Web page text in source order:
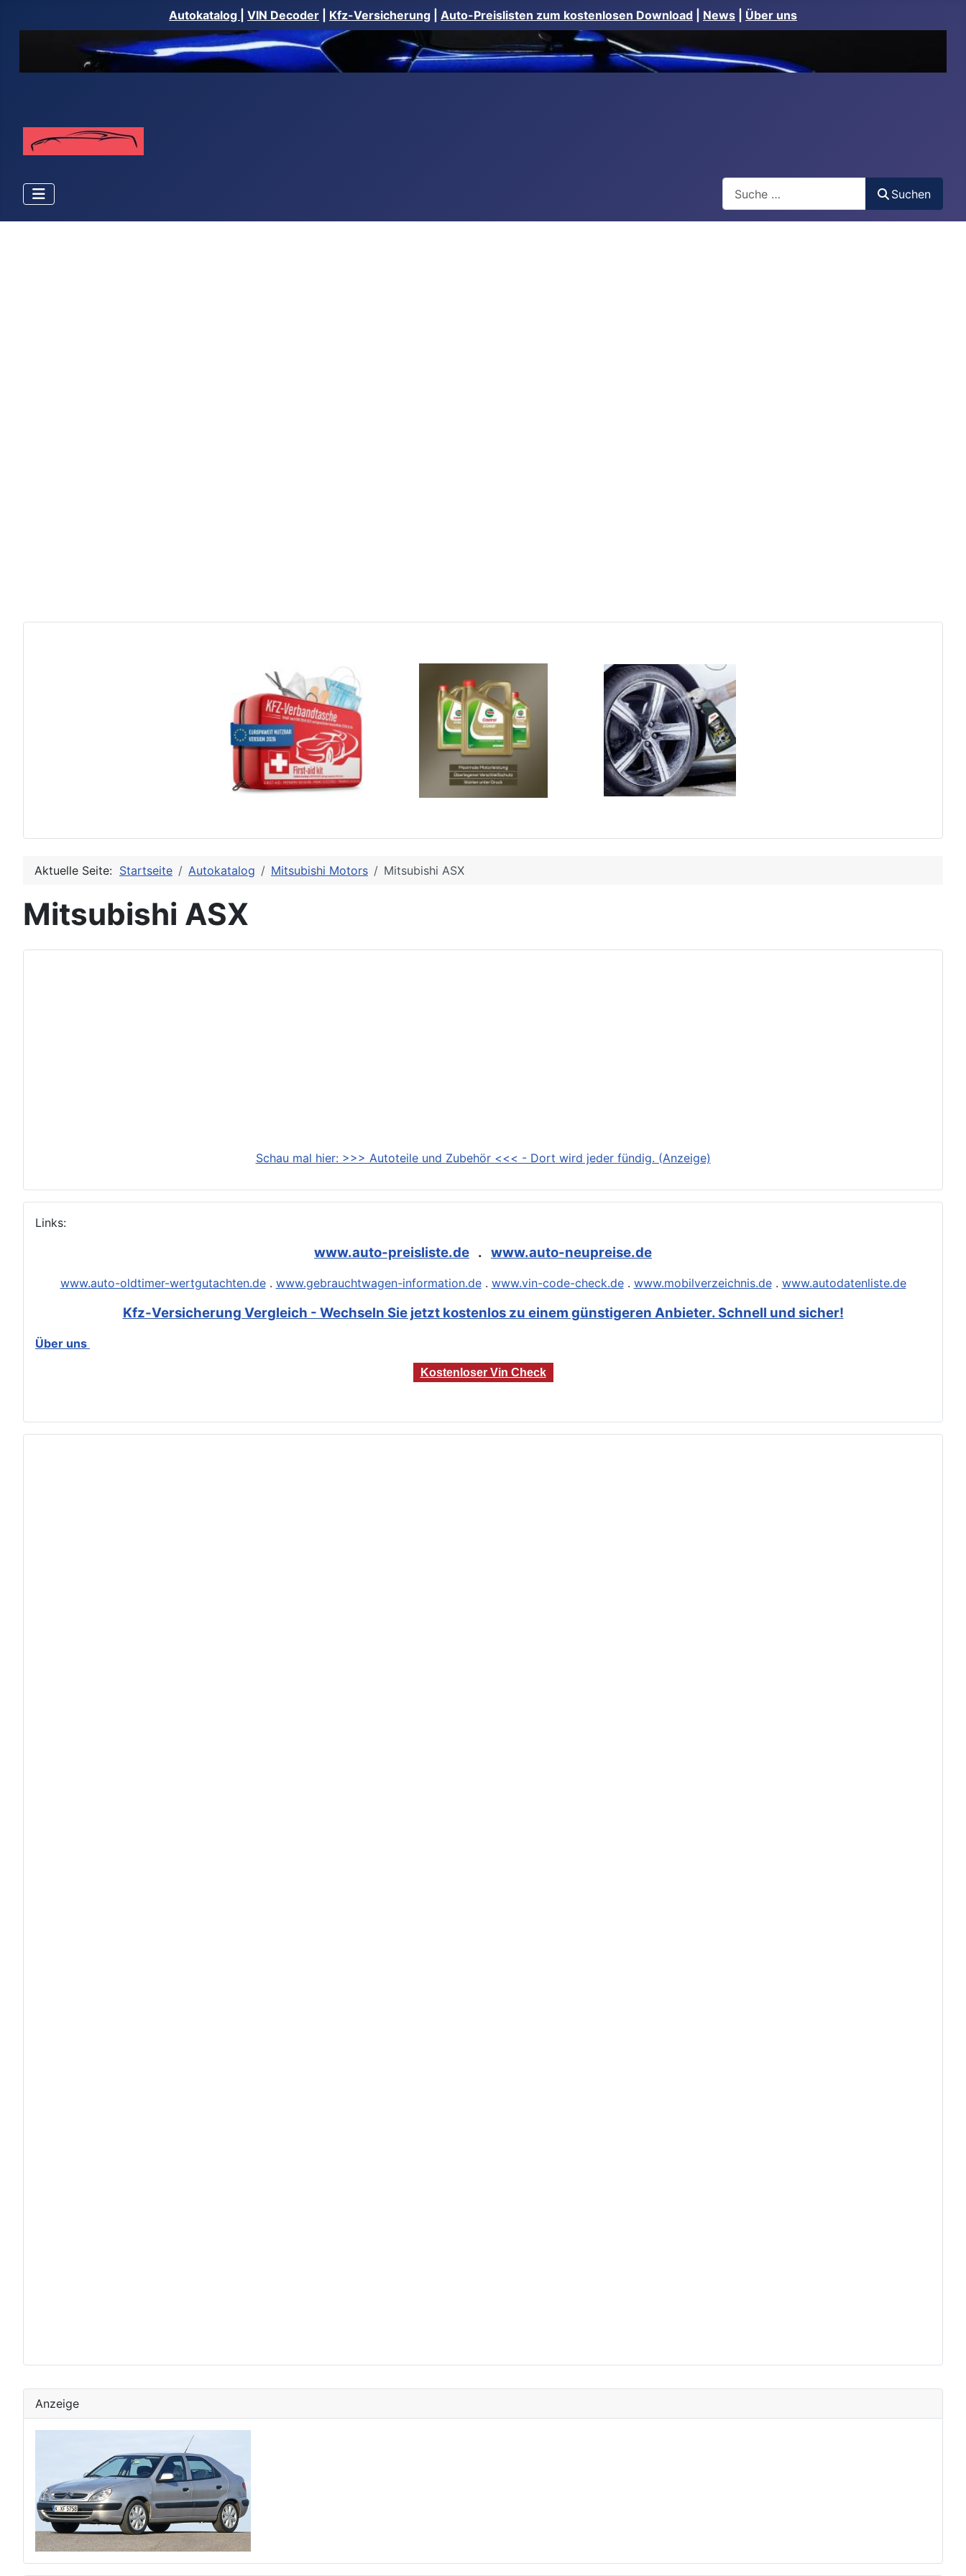
Autokatalog VIN Decoder Kfz-Versicherung Auto-Preislisten zum kostenlosen Download News Über uns
Suchen
Suchen
Anzeige
Aktuelle Seite: Startseite Autokatalog Mitsubishi Motors Mitsubishi ASX
Mitsubishi ASX
Schau mal hier: >>> Autoteile und Zubehör <<< - Dort wird jeder fündig. (Anzeige)
Links:
www.auto-preisliste.de . www.auto-neupreise.de
www.auto-oldtimer-wertgutachten.de. www.gebrauchtwagen-information.de. www.vin-code-check.de. www.mobilverzeichnis.de. www.autodatenliste.de
Kfz-Versicherung Vergleich - Wechseln Sie jetzt kostenlos zu einem günstigeren Anbieter. Schnell und sicher!
Über uns
Kostenloser Vin Check